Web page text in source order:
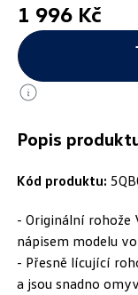
Popis
Kód produktu:
- Originální rohože
nápisem modelu
- Přesně lícující
a jsou snadno
1 996 Kč